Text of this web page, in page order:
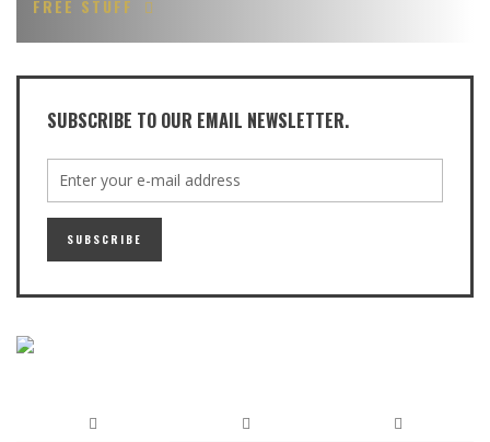
FREE STUFF
SUBSCRIBE TO OUR EMAIL NEWSLETTER.